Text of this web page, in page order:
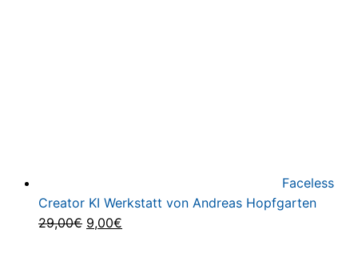
Faceless
Creator KI Werkstatt von Andreas Hopfgarten
29,00€ Ursprünglicher
9,00€